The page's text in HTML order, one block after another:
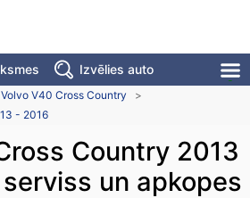
Izvēlies auto
Volvo V40 Cross Country
>
- 2016
Country 2013
un apkopes